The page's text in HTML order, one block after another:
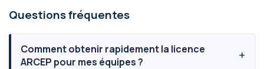
Questions fréquentes
Comment obtenir rapidement la licence
ARCEP pour mes équipes ?